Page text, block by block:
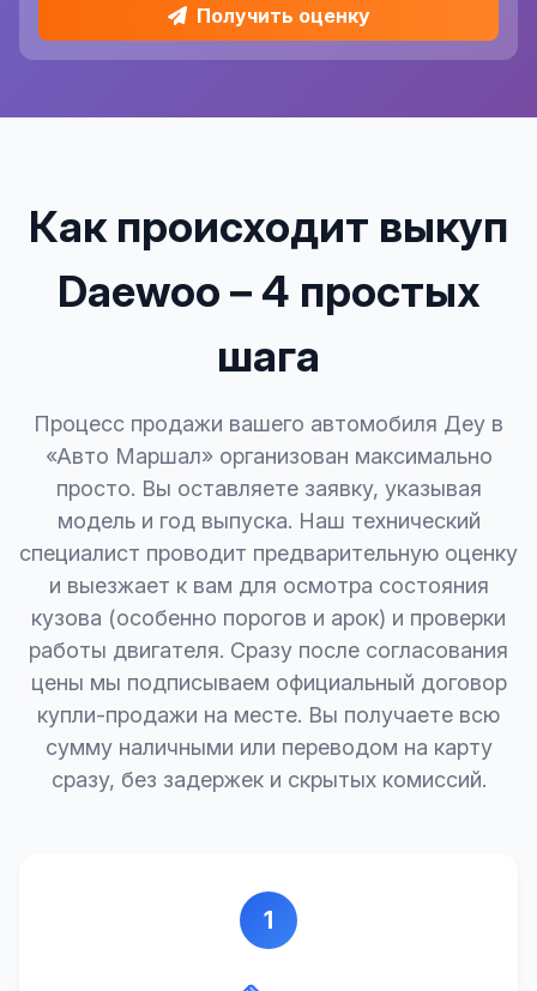
Получить оценку
Как происходит выкуп
Daewoo – 4 простых
шага
Процесс продажи вашего автомобиля Деу в
«Авто Маршал» организован максимально
просто. Вы оставляете заявку, указывая
модель и год выпуска. Наш технический
специалист проводит предварительную оценку
и выезжает к вам для осмотра состояния
кузова (особенно порогов и арок) и проверки
работы двигателя. Сразу после согласования
цены мы подписываем официальный договор
купли-продажи на месте. Вы получаете всю
сумму наличными или переводом на карту
сразу, без задержек и скрытых комиссий.
1